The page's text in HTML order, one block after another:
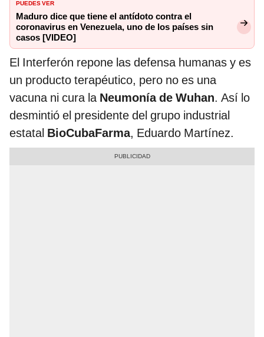
PUEDES VER
Maduro dice que tiene el antídoto contra el
coronavirus en Venezuela, uno de los países sin
casos [VIDEO]
El Interferón repone las defensa humanas y es
un producto terapéutico, pero no es una
vacuna ni cura la Neumonía de Wuhan. Así lo
desmintió el presidente del grupo industrial
estatal BioCubaFarma, Eduardo Martínez.